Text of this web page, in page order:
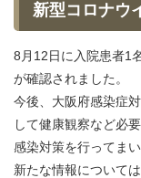
新型コロナウ
8月12日に入院患者1
が確認されました。
今後、大阪府感染症
して健康観察など必
感染対策を行ってまい
新たな情報について